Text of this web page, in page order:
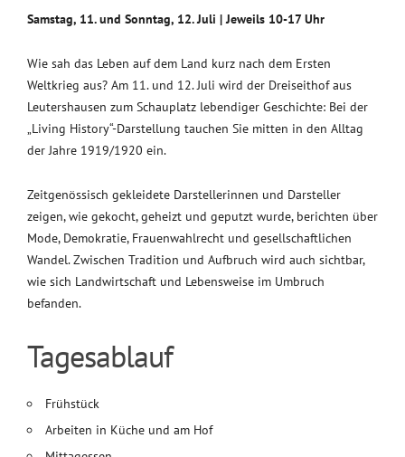
Samstag, 11. und Sonntag, 12. Juli | Jeweils 10-17 Uhr
Wie sah das Leben auf dem Land kurz nach dem Ersten
Weltkrieg aus? Am 11. und 12. Juli wird der Dreiseithof aus
Leutershausen zum Schauplatz lebendiger Geschichte: Bei der
„Living History“-Darstellung tauchen Sie mitten in den Alltag
der Jahre 1919/1920 ein.
Zeitgenössisch gekleidete Darstellerinnen und Darsteller
zeigen, wie gekocht, geheizt und geputzt wurde, berichten über
Mode, Demokratie, Frauenwahlrecht und gesellschaftlichen
Wandel. Zwischen Tradition und Aufbruch wird auch sichtbar,
wie sich Landwirtschaft und Lebensweise im Umbruch
befanden.
Tagesablauf
Frühstück
Arbeiten in Küche und am Hof